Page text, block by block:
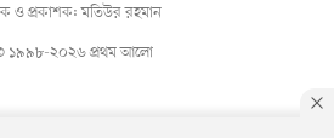
© ১৯৯৮-২০২৬ প্রথম আলো
ও প্রকাশক: মতিউর রহমান